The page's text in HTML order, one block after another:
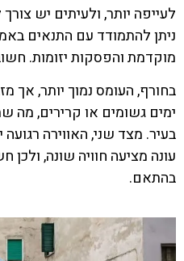
לעייפה יותר, ולעיתים יש
ניתן להתמודד עם התנאים
מוקדמת והפסקות יזומות.
בחורף, העומס נמוך יותר, אך
ימים גשומים או קרירים, מה
בעיר. מצד שני, האווירה
עונה מציעה חוויה שונה,
בהתאם.